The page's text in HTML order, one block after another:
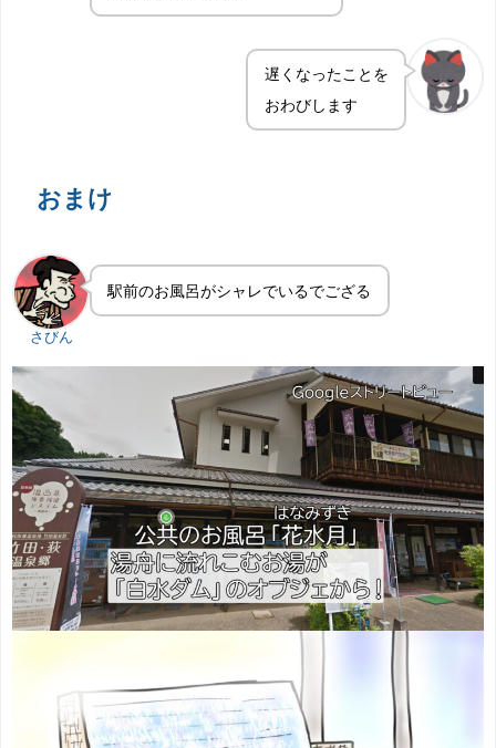
遅くなったことを
おわびします
おまけ
さびん
駅前のお風呂がシャレでいるでござる